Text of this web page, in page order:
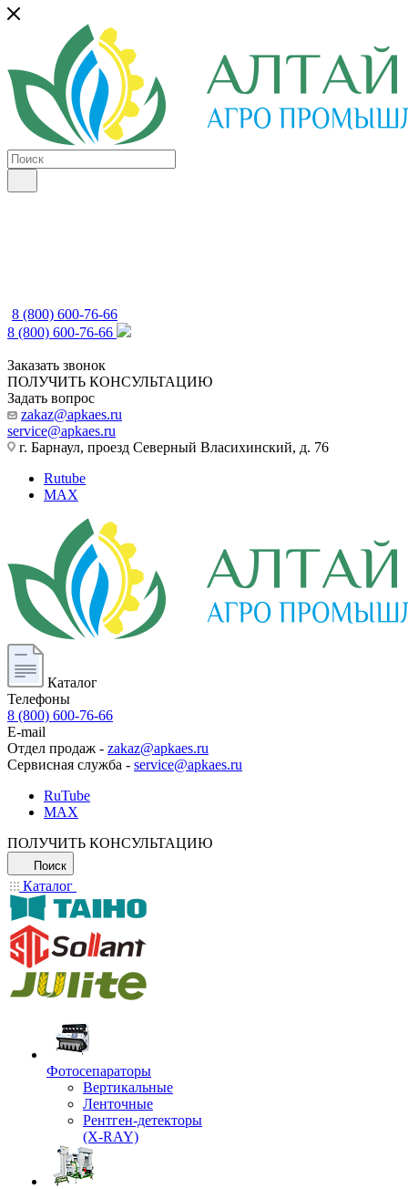
8 (800) 600-76-66
8 (800) 600-76-66
Заказать звонок
ПОЛУЧИТЬ КОНСУЛЬТАЦИЮ
Задать вопрос
zakaz@apkaes.ru
service@apkaes.ru
г. Барнаул, проезд Северный Власихинский, д. 76
Rutube
MAX
Каталог
Телефоны
8 (800) 600-76-66
E-mail
Отдел продаж - zakaz@apkaes.ru
Сервисная служба - service@apkaes.ru
RuTube
MAX
ПОЛУЧИТЬ КОНСУЛЬТАЦИЮ
Поиск
Каталог
Фотосепараторы
Вертикальные
Ленточные
Рентген-детекторы
(X-RAY)